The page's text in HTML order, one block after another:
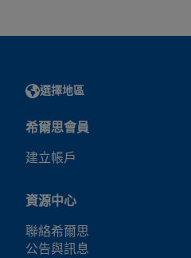
選擇地區
希爾思會員
建立帳戶
資源中心
聯絡希爾思
公告與訊息